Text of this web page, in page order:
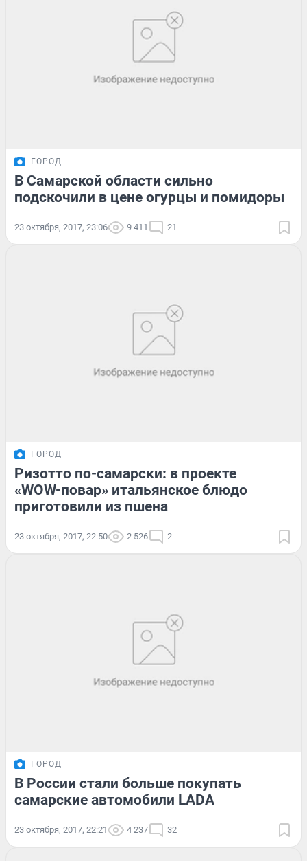
ГОРОД
В Самарской области сильно
подскочили в цене огурцы и помидоры
23 октября, 2017, 23:06 9 411 21
ГОРОД
Ризотто по-самарски: в проекте
«WOW-повар» итальянское блюдо
приготовили из пшена
23 октября, 2017, 22:50 2 526 2
ГОРОД
В России стали больше покупать
самарские автомобили LADA
23 октября, 2017, 22:21 4 237 32